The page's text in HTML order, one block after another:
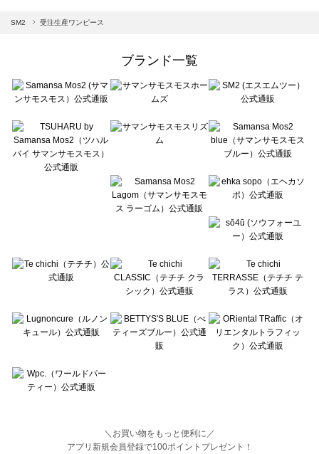
Samansa Mos2 blue（サマンサモスモス ブルー）の一覧
Te chichi（テチチ）の一覧
Te chichi CLASSIC（テチチ クラシック）の一覧
Lugnoncure（ルノンキュール）の一覧
BETTY'S BLUE（べティーズブルー）の一覧
Wpc.（ワールドパーティー）の一覧
SM2 受注生産ワンピース
ブランド一覧
＼お買い物をもっと便利に／
アプリ新規会員登録で100ポイントプレゼント！